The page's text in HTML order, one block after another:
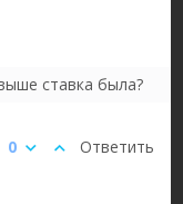
ставка была?
Ответить
0